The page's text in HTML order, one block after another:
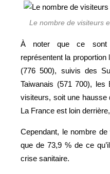
Le nombre de visiteurs
À noter que ce sont
représentent la
(776 500), suivis des
Taiwanais (571 700), les
visiteurs, soit une hausse
La France est loin
Cependant, le nombre
que de 73,9 % de ce
crise sanitaire.